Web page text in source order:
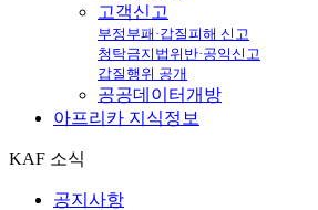
고객신고
부정부패·갑질피해 신고
청탁금지법위반·공익신고
갑질행위 공개
공공데이터개방
아프리카 지식정보
KAF 소식
공지사항